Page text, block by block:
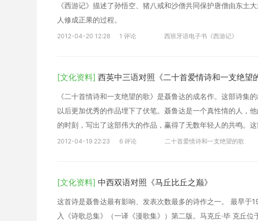
《西游记》描述了孙悟空、猪八戒和沙僧共同保护唐僧由东土
人修成正果的过程。
2012-04-20 12:28 1 评论 西班牙语电子书《西游记》
[文化资料] 西英中三语对照《二十首爱情诗和一支绝望
《二十首情诗和一支绝望的歌》是聂鲁达的成名作。这部诗集
以后更加优秀的作品埋下了伏笔。聂鲁达是一个真性情的人，
的时刻，写出了这部伟大的作品，赢得了无数年轻人的共鸣。
妙之处。
2012-04-19 22:23 6 评论 二十首爱情诗和一支绝望的歌
[文化资料] 中西双语对照《马丘比丘之巅》
这首诗是聂鲁达最有影响、发表次数最多的诗作之一。 最早
入《诗歌总集》（一译《漫歌集》）第二版。马克丘·毕 克丘